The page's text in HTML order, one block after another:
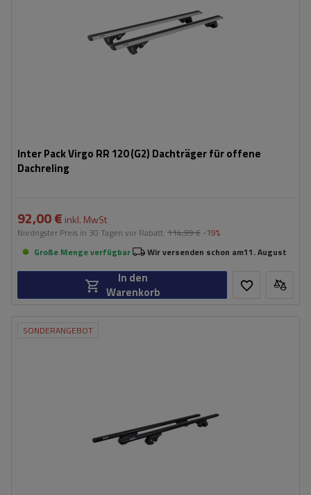
Inter Pack Virgo RR 120 (G2) Dachträger für offene
Dachreling
92,00 € inkl. MwSt
Niedrigster Preis in 30 Tagen vor Rabatt: 114,99 € -19%
Große Menge verfügbar
Wir versenden schon am11. August
In den
Warenkorb
SONDERANGEBOT